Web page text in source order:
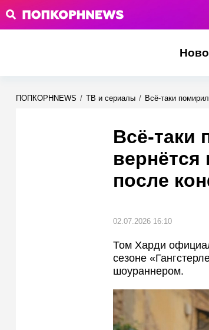
ПОПКОРНNEWS / ТВ и сериалы / Всё-таки
Всё-таки
вернётся
после
02.07.2026 16:10
Том Харди
сезоне
шоураннером.